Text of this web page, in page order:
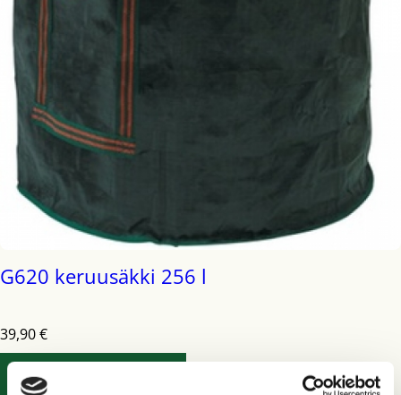
G620 keruusäkki 256 l
39,90€
LISÄÄ OSTOSKORIIN